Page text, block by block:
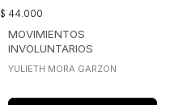
$ 44.000
MOVIMIENTOS
INVOLUNTARIOS
YULIETH MORA GARZON